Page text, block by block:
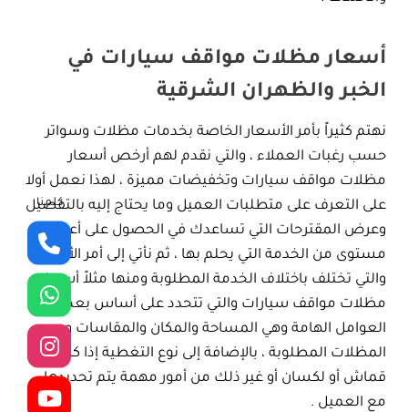
أسعار مظلات مواقف سيارات في
الخبر والظهران الشرقية
نهتم كثيراً بأمر الأسعار الخاصة بخدمات مظلات وسواتر
حسب رغبات العملاء ، والتي نقدم لهم أرخص أسعار
مظلات مواقف سيارات وتخفيضات مميزة ، لهذا نعمل أولا
على التعرف على متطلبات العميل وما يحتاج إليه بالتفصيل
وعرض المقترحات التي تساعدك في الحصول على أعلى
مستوى من الخدمة التي يحلم بها ، ثم نأتي إلى أمر الأسعار
والتي تختلف باختلاف الخدمة المطلوبة ومنها مثلاً أسعار
مظلات مواقف سيارات والتي تتحدد على أساس بعض
العوامل الهامة وهي المساحة والمكان والمقاسات وحجم
المظلات المطلوبة ، بالإضافة إلى نوع التغطية إذا كانت
قماش أو لكسان أو غير ذلك من أمور مهمة يتم تحديدها
مع العميل .
كلمنا